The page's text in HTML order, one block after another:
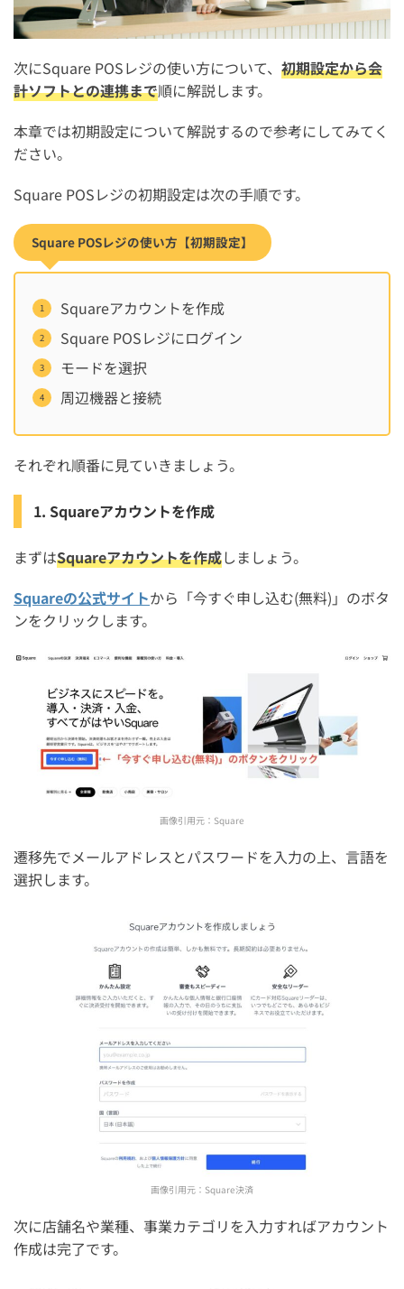
次にSquare POSレジの使い方について、 初期設定から会
計ソフトとの連携まで順に解説します。
本章では初期設定について解説するので参考にしてみてく
ださい。
Square POSレジの初期設定は次の手順です。
Square POSレジの使い方【初期設定】
Squareアカウントを作成
Square POSレジにログイン
モードを選択
周辺機器と接続
それぞれ順番に見ていきましょう。
1. Squareアカウントを作成
まずはSquareアカウントを作成しましょう。
Squareの公式サイトから「今すぐ申し込む(無料)」のボタ
ンをクリックします。
画像引用元： Square
遷移先でメールアドレスとパスワードを入力の上、言語を
選択します。
画像引用元： Square決済
次に店舗名や業種、事業カテゴリを入力すればアカウント
作成は完了です。